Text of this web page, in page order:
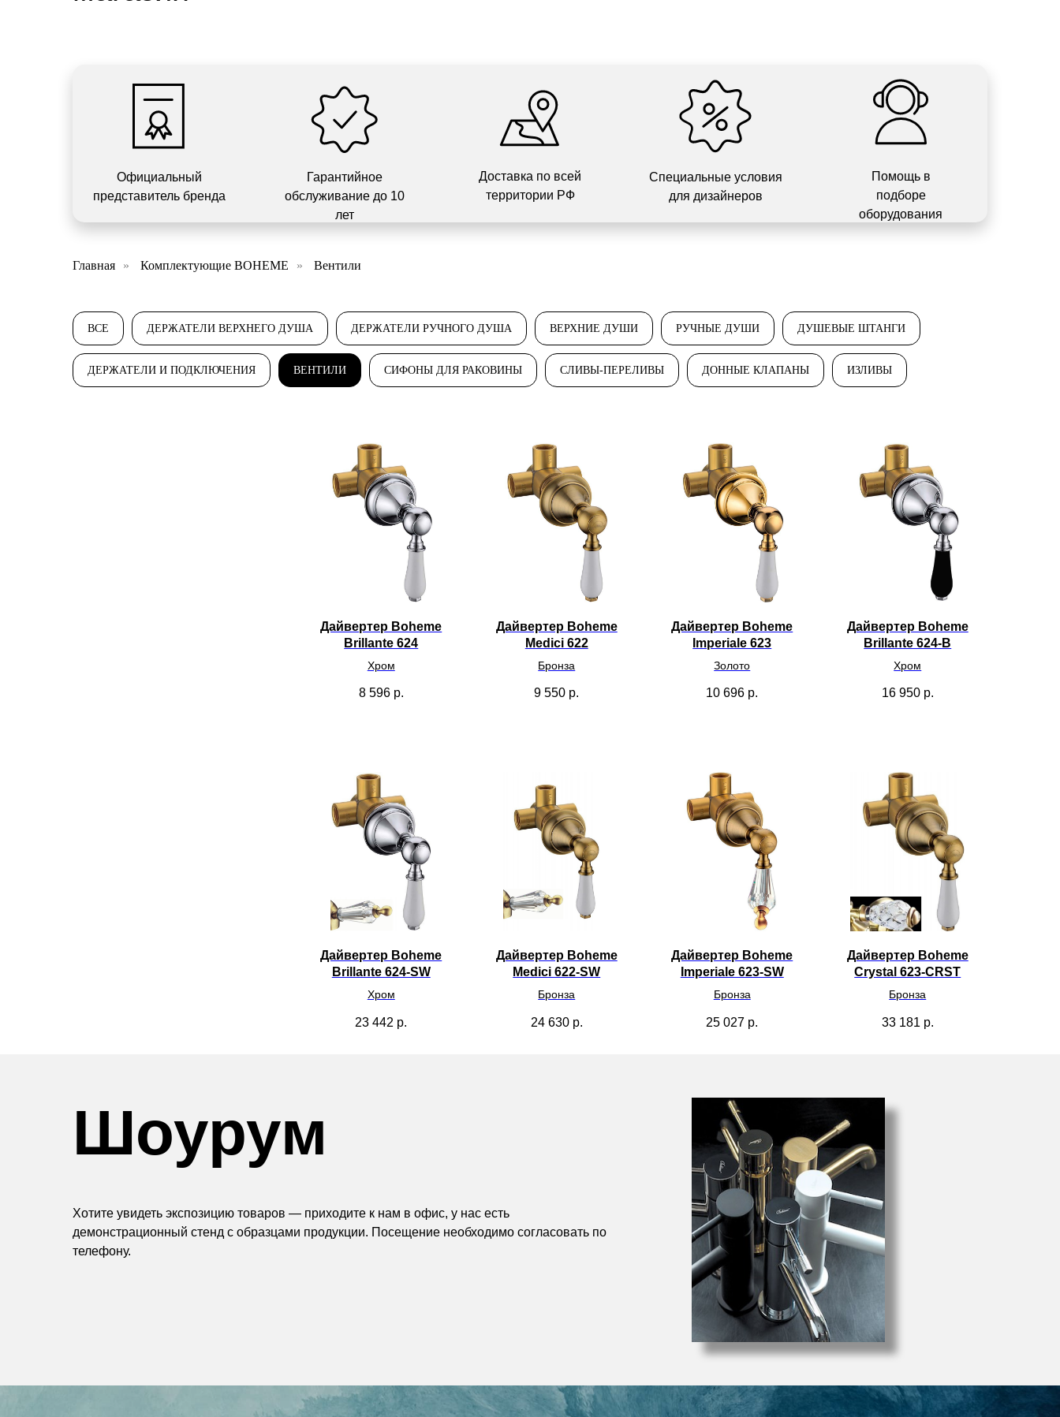
Официальный
представитель бренда
Доставка по всей
территории РФ
Гарантийное
обслуживание до 10
лет
Специальные условия
для дизайнеров
Помощь в
подборе
оборудования
Главная » Комплектующие BOHEME » Вентили
ВСЕ ДЕРЖАТЕЛИ ВЕРХНЕГО ДУША ДЕРЖАТЕЛИ РУЧНОГО ДУША ВЕРХНИЕ ДУШИ РУЧНЫЕ ДУШИ ДУШЕВЫЕ ШТАНГИ
ДЕРЖАТЕЛИ И ПОДКЛЮЧЕНИЯ ВЕНТИЛИ СИФОНЫ ДЛЯ РАКОВИНЫ СЛИВЫ-ПЕРЕЛИВЫ ДОННЫЕ КЛАПАНЫ ИЗЛИВЫ
Дайвертер Boheme
Brillante 624
Хром
8 596 р.
Дайвертер Boheme
Medici 622
Бронза
9 550 р.
Дайвертер Boheme
Imperiale 623
Золото
10 696 р.
Дайвертер Boheme
Brillante 624-B
Хром
16 950 р.
Дайвертер Boheme
Brillante 624-SW
Хром
23 442 р.
Дайвертер Boheme
Medici 622-SW
Бронза
24 630 р.
Дайвертер Boheme
Imperiale 623-SW
Бронза
25 027 р.
Дайвертер Boheme
Crystal 623-CRST
Бронза
33 181 р.
Шоурум
Хотите увидеть экспозицию товаров — приходите к нам в офис, у нас есть
демонстрационный стенд с образцами продукции. Посещение необходимо согласовать по
телефону.